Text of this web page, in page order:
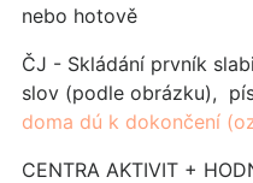
nebo hotově
ČJ - Skládání prvník
slov (podle obrázku),
doma dú k dokončení
CENTRA AKTIVIT +